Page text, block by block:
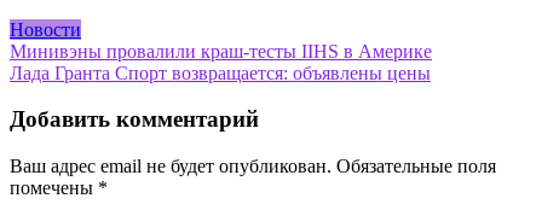
Новости
Навигация
по
записям
Минивэны провалили краш-тесты IIHS в Америке
Лада Гранта Спорт возвращается: объявлены цены
Добавить комментарий
Ваш адрес email не будет опубликован. Обязательные поля
помечены *